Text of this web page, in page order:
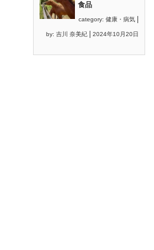
食品
category: 健康・病気
by: 吉川 奈美紀 2024年10月20日